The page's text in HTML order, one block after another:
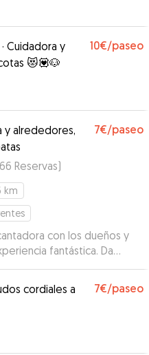
· Cuidadora y
😻💟🐶
10€/paseo
y alrededores,
7€/paseo
66 Reservas)
km
con los dueños y
fantástica. Da
así para cuidar de
volvamos a la zona,
primera opción
cordiales a
7€/paseo